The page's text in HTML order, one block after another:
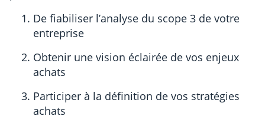
De fiabiliser l’analyse du scope 3 de votre
entreprise
Obtenir une vision éclairée de vos enjeux
achats
Participer à la définition de vos stratégies
achats